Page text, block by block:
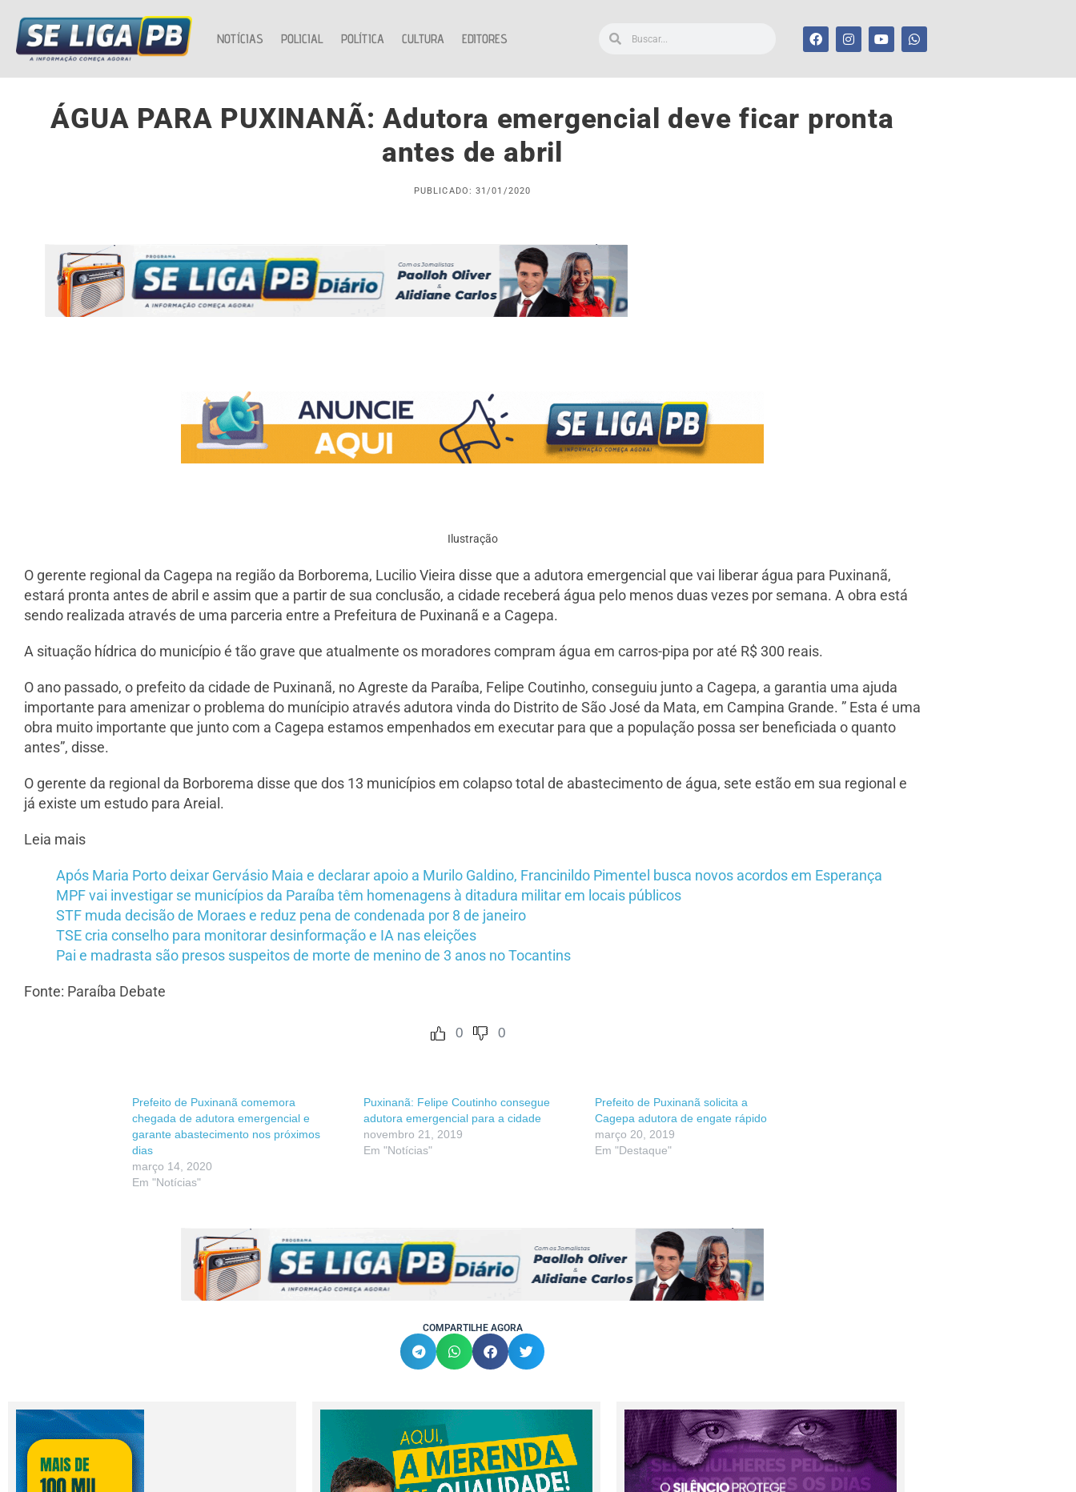
NOTÍCIAS POLICIAL POLÍTICA CULTURA EDITORES
ÁGUA PARA PUXINANÃ: Adutora emergencial deve ficar pronta
antes de abril
PUBLICADO: 31/01/2020
Ilustração
O gerente regional da Cagepa na região da Borborema, Lucilio Vieira disse que a adutora emergencial que vai liberar água para Puxinanã,
estará pronta antes de abril e assim que a partir de sua conclusão, a cidade receberá água pelo menos duas vezes por semana. A obra está
sendo realizada através de uma parceria entre a Prefeitura de Puxinanã e a Cagepa.
A situação hídrica do município é tão grave que atualmente os moradores compram água em carros-pipa por até R$ 300 reais.
O ano passado, o prefeito da cidade de Puxinanã, no Agreste da Paraíba, Felipe Coutinho, conseguiu junto a Cagepa, a garantia uma ajuda
importante para amenizar o problema do munícipio através adutora vinda do Distrito de São José da Mata, em Campina Grande. ” Esta é uma
obra muito importante que junto com a Cagepa estamos empenhados em executar para que a população possa ser beneficiada o quanto
antes”, disse.
O gerente da regional da Borborema disse que dos 13 municípios em colapso total de abastecimento de água, sete estão em sua regional e
já existe um estudo para Areial.
Leia mais
Após Maria Porto deixar Gervásio Maia e declarar apoio a Murilo Galdino, Francinildo Pimentel busca novos acordos em Esperança
MPF vai investigar se municípios da Paraíba têm homenagens à ditadura militar em locais públicos
STF muda decisão de Moraes e reduz pena de condenada por 8 de janeiro
TSE cria conselho para monitorar desinformação e IA nas eleições
Pai e madrasta são presos suspeitos de morte de menino de 3 anos no Tocantins
Fonte: Paraíba Debate
0 0
Prefeito de Puxinanã comemora
chegada de adutora emergencial e
garante abastecimento nos próximos
dias
março 14, 2020
Em "Notícias"
Puxinanã: Felipe Coutinho consegue
adutora emergencial para a cidade
novembro 21, 2019
Em "Notícias"
Prefeito de Puxinanã solicita a
Cagepa adutora de engate rápido
março 20, 2019
Em "Destaque"
COMPARTILHE AGORA